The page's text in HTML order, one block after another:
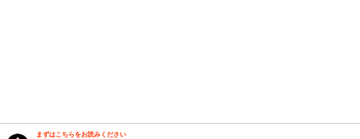
まずはこちらをお読みください